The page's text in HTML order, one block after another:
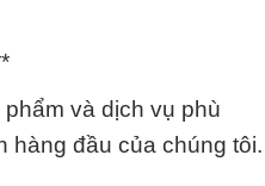
và dịch vụ phù
hàng đầu của chúng tôi.